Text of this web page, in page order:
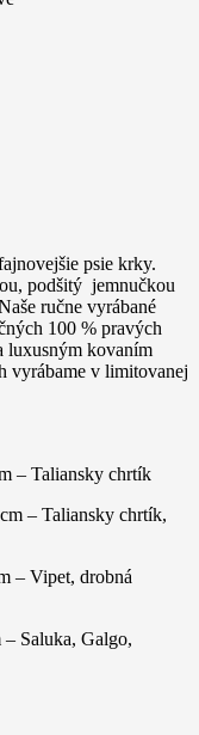
psie krky.
podšitý jemnučkou
ručne vyrábané
100 % pravých
luxusným kovaním
vyrábame v limitovanej
– Taliansky chrtík
– Taliansky chrtík,
– Vipet, drobná
Saluka, Galgo,